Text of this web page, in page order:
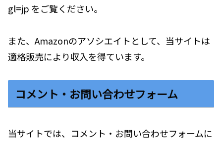
gl=jp をご覧ください。
また、Amazonのアソシエイトとして、当サイトは
適格販売により収入を得ています。
コメント・お問い合わせフォーム
当サイトでは、コメント・お問い合わせフォームに